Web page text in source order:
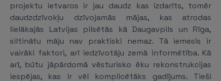
projektu ietvaros ir jau daudz kas izdarīts, tomēr
daudzdzīvokļu dzīvojamās mājas, kas atrodas
lielākajās Latvijas pilsētās kā Daugavpils un Rīga,
siltinātu māju nav praktiski nemaz. Tā iemesls ir
vairāki faktori, arī iedzīvotāju zemā informētība. Kā
arī, būtu jāpārdomā vēsturisko ēku rekonstrukcijas
iespējas, kas ir vēl komplicētāks gadījums. Tieši